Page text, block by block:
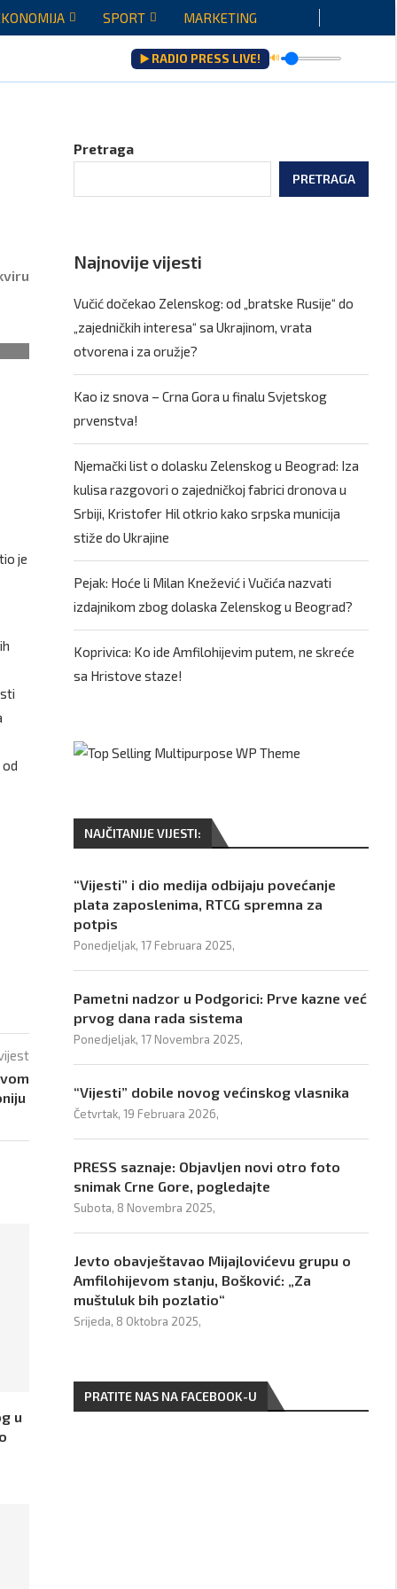
SPORT MARKETING
▶️ RADIO PRESS LIVE! 🔊
je
u
Pretraga
PRETRAGA
Najnovije vijesti
Vučić dočekao Zelenskog: od „bratske Rusije“ do
„zajedničkih interesa“ sa Ukrajinom, vrata
otvorena i za oružje?
Kao iz snova – Crna Gora u finalu Svjetskog
prvenstva!
Njemački list o dolasku Zelenskog u Beograd: Iza
kulisa razgovori o zajedničkoj fabrici dronova u
Srbiji, Kristofer Hil otkrio kako srpska municija
stiže do Ukrajine
Pejak: Hoće li Milan Knežević i Vučića nazvati
izdajnikom zbog dolaska Zelenskog u Beograd?
Koprivica: Ko ide Amfilohijevim putem, ne skreće
sa Hristove staze!
NAJČITANIJE VIJESTI:
“Vijesti” i dio medija odbijaju povećanje
plata zaposlenima, RTCG spremna za
potpis
Ponedjeljak, 17 Februara 2025,
Pametni nadzor u Podgorici: Prve kazne već
prvog dana rada sistema
Ponedjeljak, 17 Novembra 2025,
“Vijesti” dobile novog većinskog vlasnika
Četvrtak, 19 Februara 2026,
PRESS saznaje: Objavljen novi otro foto
snimak Crne Gore, pogledajte
Subota, 8 Novembra 2025,
Jevto obavještavao Mijajlovićevu grupu o
Amfilohijevom stanju, Bošković: „Za
muštuluk bih pozlatio“
Srijeda, 8 Oktobra 2025,
PRATITE NAS NA FACEBOOK-U